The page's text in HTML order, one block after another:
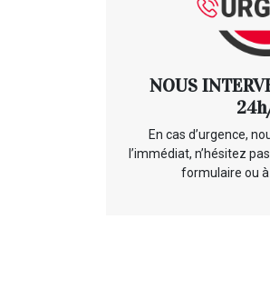
NOUS
En cas d’urgence,
l’immédiat, n’hésitez
formulaire ou